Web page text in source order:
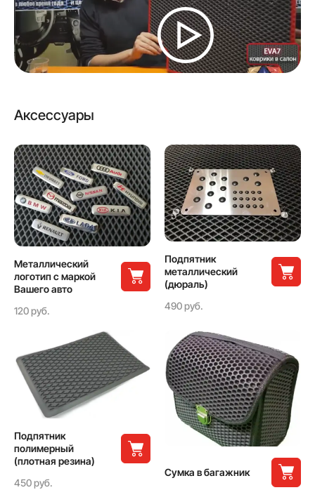
Аксессуары
Металлический
логотип с маркой
Вашего авто
120 руб.
Подпятник
металлический
(дюраль)
490 руб.
Подпятник
полимерный
(плотная резина)
450 руб.
Сумка в багажник